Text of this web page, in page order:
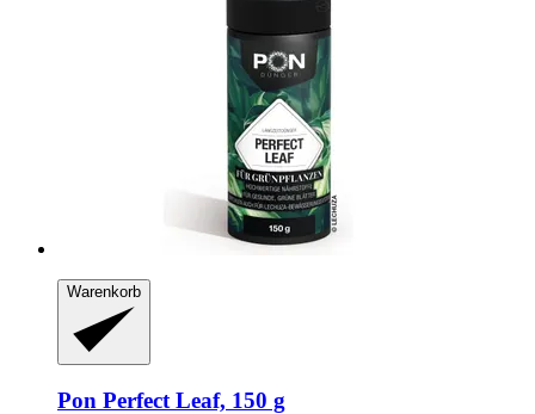
Warenkorb
Pon Perfect Leaf, 150 g